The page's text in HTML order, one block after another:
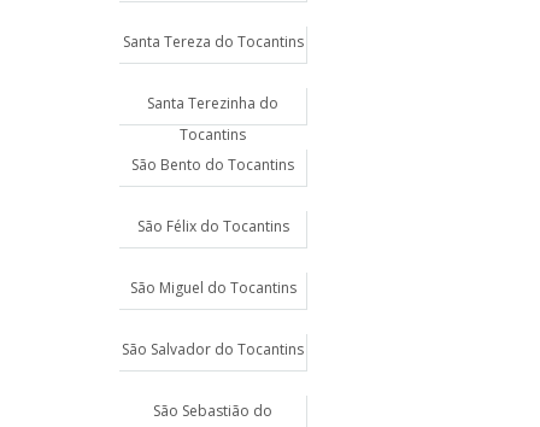
Santa Tereza do Tocantins
Santa Terezinha do
Tocantins
São Bento do Tocantins
São Félix do Tocantins
São Miguel do Tocantins
São Salvador do Tocantins
São Sebastião do